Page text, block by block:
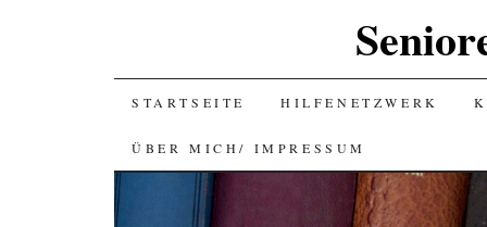
SKIP
TO
CONTENT
STARTSEITE HILFENETZWERK
ÜBER MICH/ IMPRESSUM